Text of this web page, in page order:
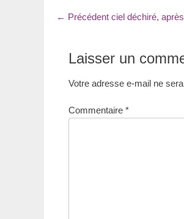
Navigation
l’article
← Précédent Article
ciel déchiré,
Laisser un
Votre adresse e-mail ne
Commentaire *